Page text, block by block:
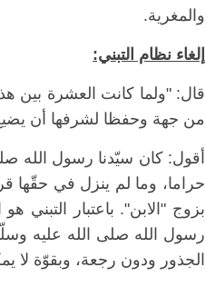
والمغرية.
إلغاء نظام التبني:
قال: "ولما كانت العشرة بين
من جهة وحفظا لشرفها أن يضيع
أقول: كان سيّدنا رسول الله
حراما، وما لم ينزل في حقّها
بزوج "الابن". باعتبار
رسول الله صلى الله عليه
الجذور ودون رجعة، وبقوّة لا